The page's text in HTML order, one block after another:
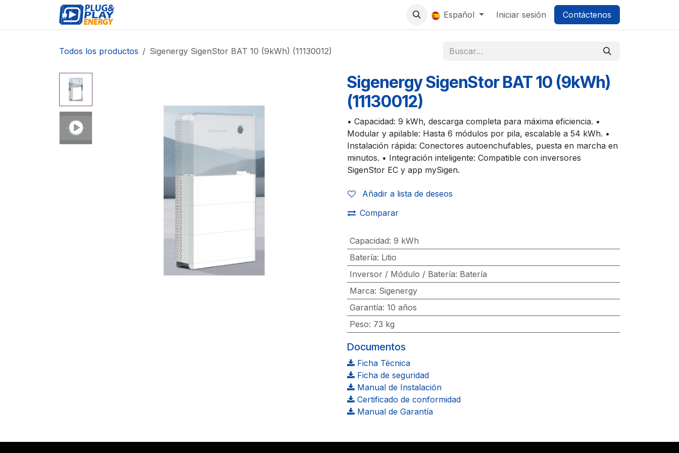
0 Español Iniciar sesión Contáctenos
Todos los productos Sigenergy SigenStor BAT 10 (9kWh) (11130012)
Sigenergy SigenStor BAT 10 (9kWh)
(11130012)
• Capacidad: 9 kWh, descarga completa para máxima eficiencia. •
Modular y apilable: Hasta 6 módulos por pila, escalable a 54 kWh. •
Instalación rápida: Conectores autoenchufables, puesta en marcha en
minutos. • Integración inteligente: Compatible con inversores
SigenStor EC y app mySigen.
Añadir a lista de deseos
Comparar
Capacidad: 9 kWh
Batería: Litio
Inversor / Módulo / Batería: Batería
Marca: Sigenergy
Garantía: 10 años
Peso: 73 kg
Documentos
Ficha Técnica
Ficha de seguridad
Manual de Instalación
Certificado de conformidad
Manual de Garantía